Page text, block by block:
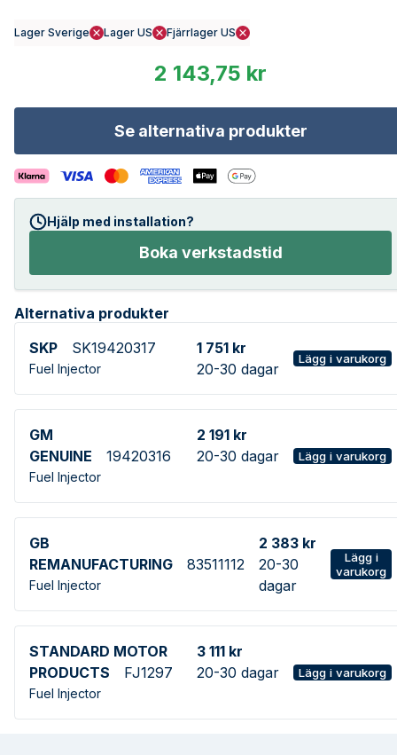
Lager Sverige Lager US Fjärrlager US
2 143,75 kr
Se alternativa produkter
Hjälp med installation?
Boka verkstadstid
Alternativa produkter
SKP
SK19420317
Fuel Injector
1 751 kr
20-30 dagar
Lägg i varukorg
GM
GENUINE
19420316
Fuel Injector
2 191 kr
20-30 dagar
Lägg i varukorg
GB
REMANUFACTURING
83511112
Fuel Injector
2 383 kr
20-30
dagar
Lägg i
varukorg
STANDARD MOTOR
PRODUCTS
FJ1297
Fuel Injector
3 111 kr
20-30 dagar
Lägg i varukorg